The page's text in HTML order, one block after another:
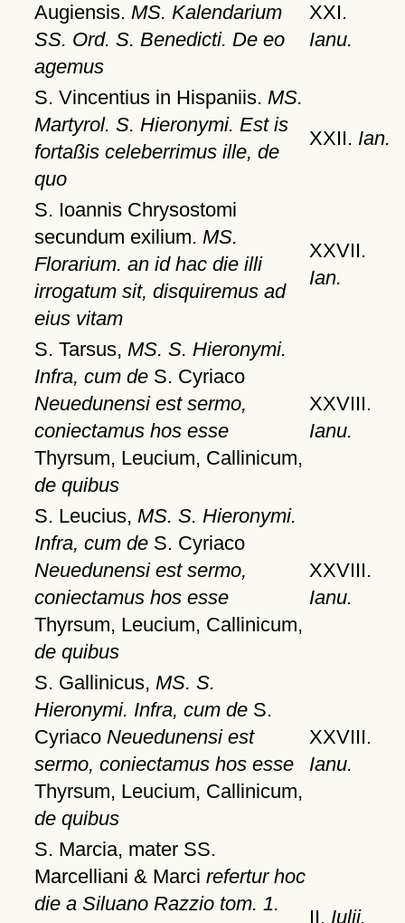
Augiensis. MS. Kalendarium
SS. Ord. S. Benedicti. De eo
agemus
XXI.
Ianu.
S. Vincentius in Hispaniis. MS.
Martyrol. S. Hieronymi. Est is
fortaßis celeberrimus ille, de
quo
XXII. Ian.
S. Ioannis Chrysostomi
secundum exilium. MS.
Florarium. an id hac die illi
irrogatum sit, disquiremus ad
eius vitam
XXVII.
Ian.
S. Tarsus, MS. S. Hieronymi.
Infra, cum deS. Cyriaco
Neuedunensi est sermo,
coniectamus hos esse
Thyrsum, Leucium, Callinicum,
de quibus
XXVIII.
Ianu.
S. Leucius, MS. S. Hieronymi.
Infra, cum deS. Cyriaco
Neuedunensi est sermo,
coniectamus hos esse
Thyrsum, Leucium, Callinicum,
de quibus
XXVIII.
Ianu.
S. Gallinicus, MS. S.
Hieronymi. Infra, cum deS.
Cyriaco Neuedunensi est
sermo, coniectamus hos esse
Thyrsum, Leucium, Callinicum,
de quibus
XXVIII.
Ianu.
S. Marcia, mater SS.
Marcelliani & Marci refertur hoc
die a Siluano Razzio tom. 1.
II. Iulij.